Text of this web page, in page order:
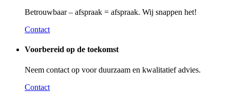
Betrouwbaar – afspraak = afspraak. Wij snappen het!
Contact
Voorbereid op de toekomst
Neem contact op voor duurzaam en kwalitatief advies.
Contact